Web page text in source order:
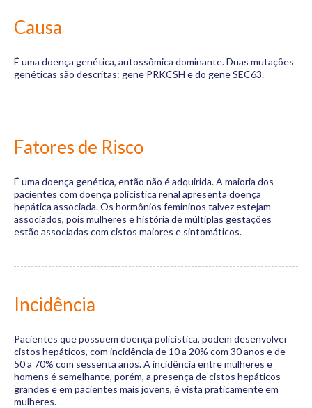
Causa
É uma doença genética, autossômica dominante. Duas mutações
genéticas são descritas: gene PRKCSH e do gene SEC63.
Fatores de Risco
É uma doença genética, então não é adquirida. A maioria dos
pacientes com doença policística renal apresenta doença
hepática associada. Os hormônios femininos talvez estejam
associados, pois mulheres e história de múltiplas gestações
estão associadas com cistos maiores e sintomáticos.
Incidência
Pacientes que possuem doença policística, podem desenvolver
cistos hepáticos, com incidência de 10 a 20% com 30 anos e de
50 a 70% com sessenta anos. A incidência entre mulheres e
homens é semelhante, porém, a presença de cistos hepáticos
grandes e em pacientes mais jovens, é vista praticamente em
mulheres.